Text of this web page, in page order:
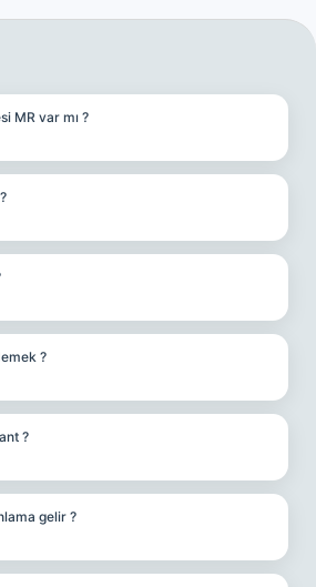
MR var mı ?
?
?
gelir ?